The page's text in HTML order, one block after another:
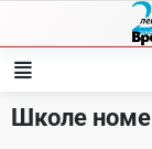
content
Школе